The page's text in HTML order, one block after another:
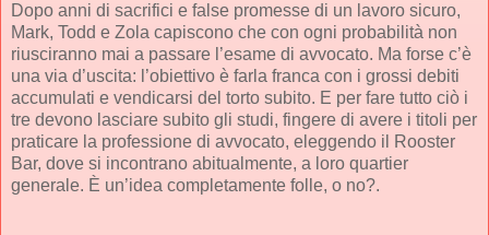
Dopo anni di sacrifici e false promesse di un lavoro sicuro,
Mark, Todd e Zola capiscono che con ogni probabilità non
riusciranno mai a passare l’esame di avvocato. Ma forse c’è
una via d’uscita: l’obiettivo è farla franca con i grossi debiti
accumulati e vendicarsi del torto subito. E per fare tutto ciò i
tre devono lasciare subito gli studi, fingere di avere i titoli per
praticare la professione di avvocato, eleggendo il Rooster
Bar, dove si incontrano abitualmente, a loro quartier
generale. È un’idea completamente folle, o no?.